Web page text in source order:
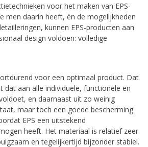
voor het maken van EPS-
men daarin heeft, én de mogelijkheden
kunnen EPS-producten aan
design voldoen: volledige
voor een optimaal product. Dat
dat aan alle individuele, functionele en
en daarnaast uit zo weinig
maar toch een goede bescherming
EPS een uitstekend
heeft. Het materiaal is relatief zeer
en tegelijkertijd bijzonder stabiel.